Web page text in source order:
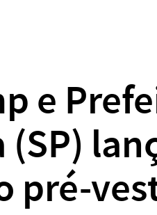
e
(SP)
pré-